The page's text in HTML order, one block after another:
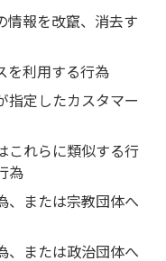
情報を改竄、消去す
を利用する行為
指定したカスタマー
これらに類似する行
為
、または宗教団体へ
、または政治団体へ